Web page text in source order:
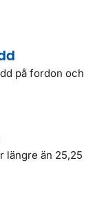
på fordon och
längre än 25,25